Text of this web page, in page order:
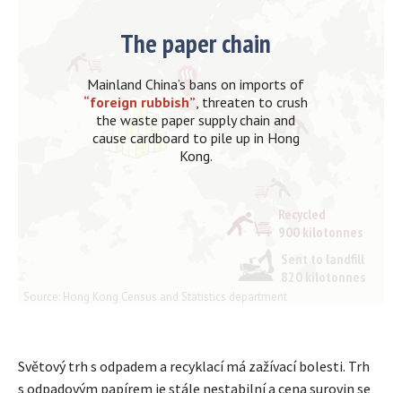
Světový trh s odpadem a recyklací má zažívací bolesti. Trh
s odpadovým papírem je stále nestabilní a cena surovin se